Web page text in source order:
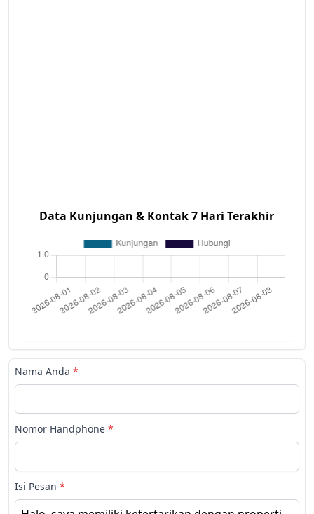
Data Kunjungan & Kontak 7 Hari Terakhir
Nama Anda *
Nomor Handphone *
Isi Pesan *